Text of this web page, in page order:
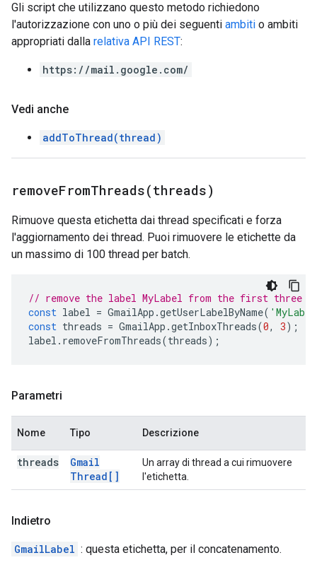
Gli script che utilizzano questo metodo richiedono
l'autorizzazione con uno o più dei seguenti ambiti o ambiti
appropriati dalla relativa API REST:
https://mail.google.com/
Vedi anche
addToThread(thread)
removeFromThreads(threads)
Rimuove questa etichetta dai thread specificati e forza
l'aggiornamento dei thread. Puoi rimuovere le etichette da
un massimo di 100 thread per batch.
// remove the label MyLabel from the first three
const label = GmailApp .getUserLabelByName(
const threads = GmailApp .getInboxThreads(0, 3);
label . removeFromThreads(threads);
Parametri
Nome Tipo Descrizione
threads
Gmail
Thread[]
Un array di thread a cui rimuovere
l'etichetta.
Indietro
GmailLabel : questa etichetta, per il concatenamento.